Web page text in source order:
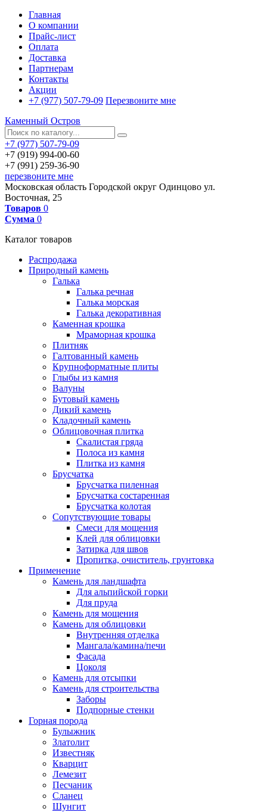
Главная
О компании
Прайс-лист
Оплата
Доставка
Партнерам
Контакты
Акции
+7 (977) 507-79-09 Перезвоните мне
Каменный Остров
+7 (977) 507-79-09
+7 (919) 994-00-60
+7 (991) 259-36-90
перезвоните мне
Московская область Городской округ Одинцово ул.
Восточная, 25
Товаров 0
Сумма 0
Каталог товаров
Распродажа
Природный камень
Галька
Галька речная
Галька морская
Галька декоративная
Каменная крошка
Мраморная крошка
Плитняк
Галтованный камень
Крупноформатные плиты
Глыбы из камня
Валуны
Бутовый камень
Дикий камень
Кладочный камень
Облицовочная плитка
Скалистая гряда
Полоса из камня
Плитка из камня
Брусчатка
Брусчатка пиленная
Брусчатка состаренная
Брусчатка колотая
Сопутствующие товары
Смеси для мощения
Клей для облицовки
Затирка для швов
Пропитка, очиститель, грунтовка
Применение
Камень для ландшафта
Для альпийской горки
Для пруда
Камень для мощения
Камень для облицовки
Внутренняя отделка
Мангала/камина/печи
Фасада
Цоколя
Камень для отсыпки
Камень для строительства
Заборы
Подпорные стенки
Горная порода
Булыжник
Златолит
Известняк
Кварцит
Лемезит
Песчаник
Сланец
Шунгит